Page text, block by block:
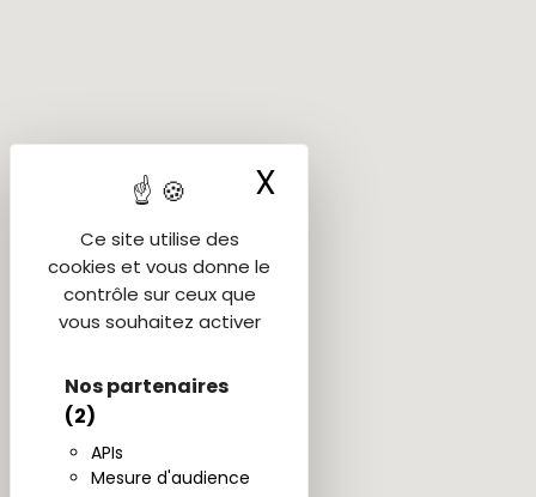
Ce site utilise des
cookies et vous donne le
contrôle sur ceux que
vous souhaitez activer
Nos partenaires
(2)
APIs
Mesure d'audience
X